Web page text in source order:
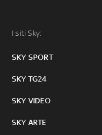
I siti Sky:
SKY SPORT
SKY TG24
SKY VIDEO
SKY ARTE